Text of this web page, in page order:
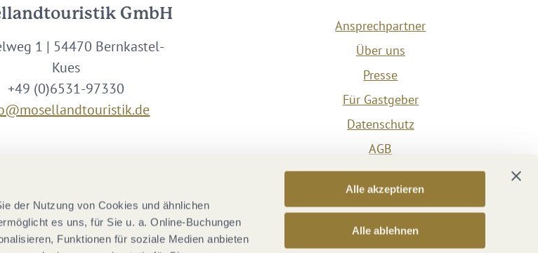
der Nutzung von Cookies und ähnlichen
es uns, für Sie u. a. Online-Buchungen
Funktionen für soziale Medien anbieten
Alle akzeptieren
Alle ablehnen
GmbH
1 | 54470 Bernkastel-
Kues
+49 (0)6531-97330
Ansprechpartner
Über uns
Presse
Für Gastgeber
Datenschutz
AGB
Impressum
Barrierefreiheit
Vertrag widerrufen
Versicherungsvertrag widerrufen